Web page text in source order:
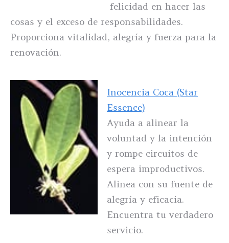
felicidad en hacer las
cosas y el exceso de responsabilidades.
Proporciona vitalidad, alegría y fuerza para la
renovación.
Inocencia Coca (Star
Essence)
Ayuda a alinear la
voluntad y la intención
y rompe circuitos de
espera improductivos.
Alinea con su fuente de
alegría y eficacia.
Encuentra tu verdadero
servicio.